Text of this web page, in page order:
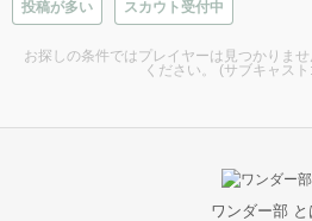
投稿が多い スカウト受付中
お探しの条件ではプレイヤーは見つかりま
ください。 (サブキャス
ワンダー部 と